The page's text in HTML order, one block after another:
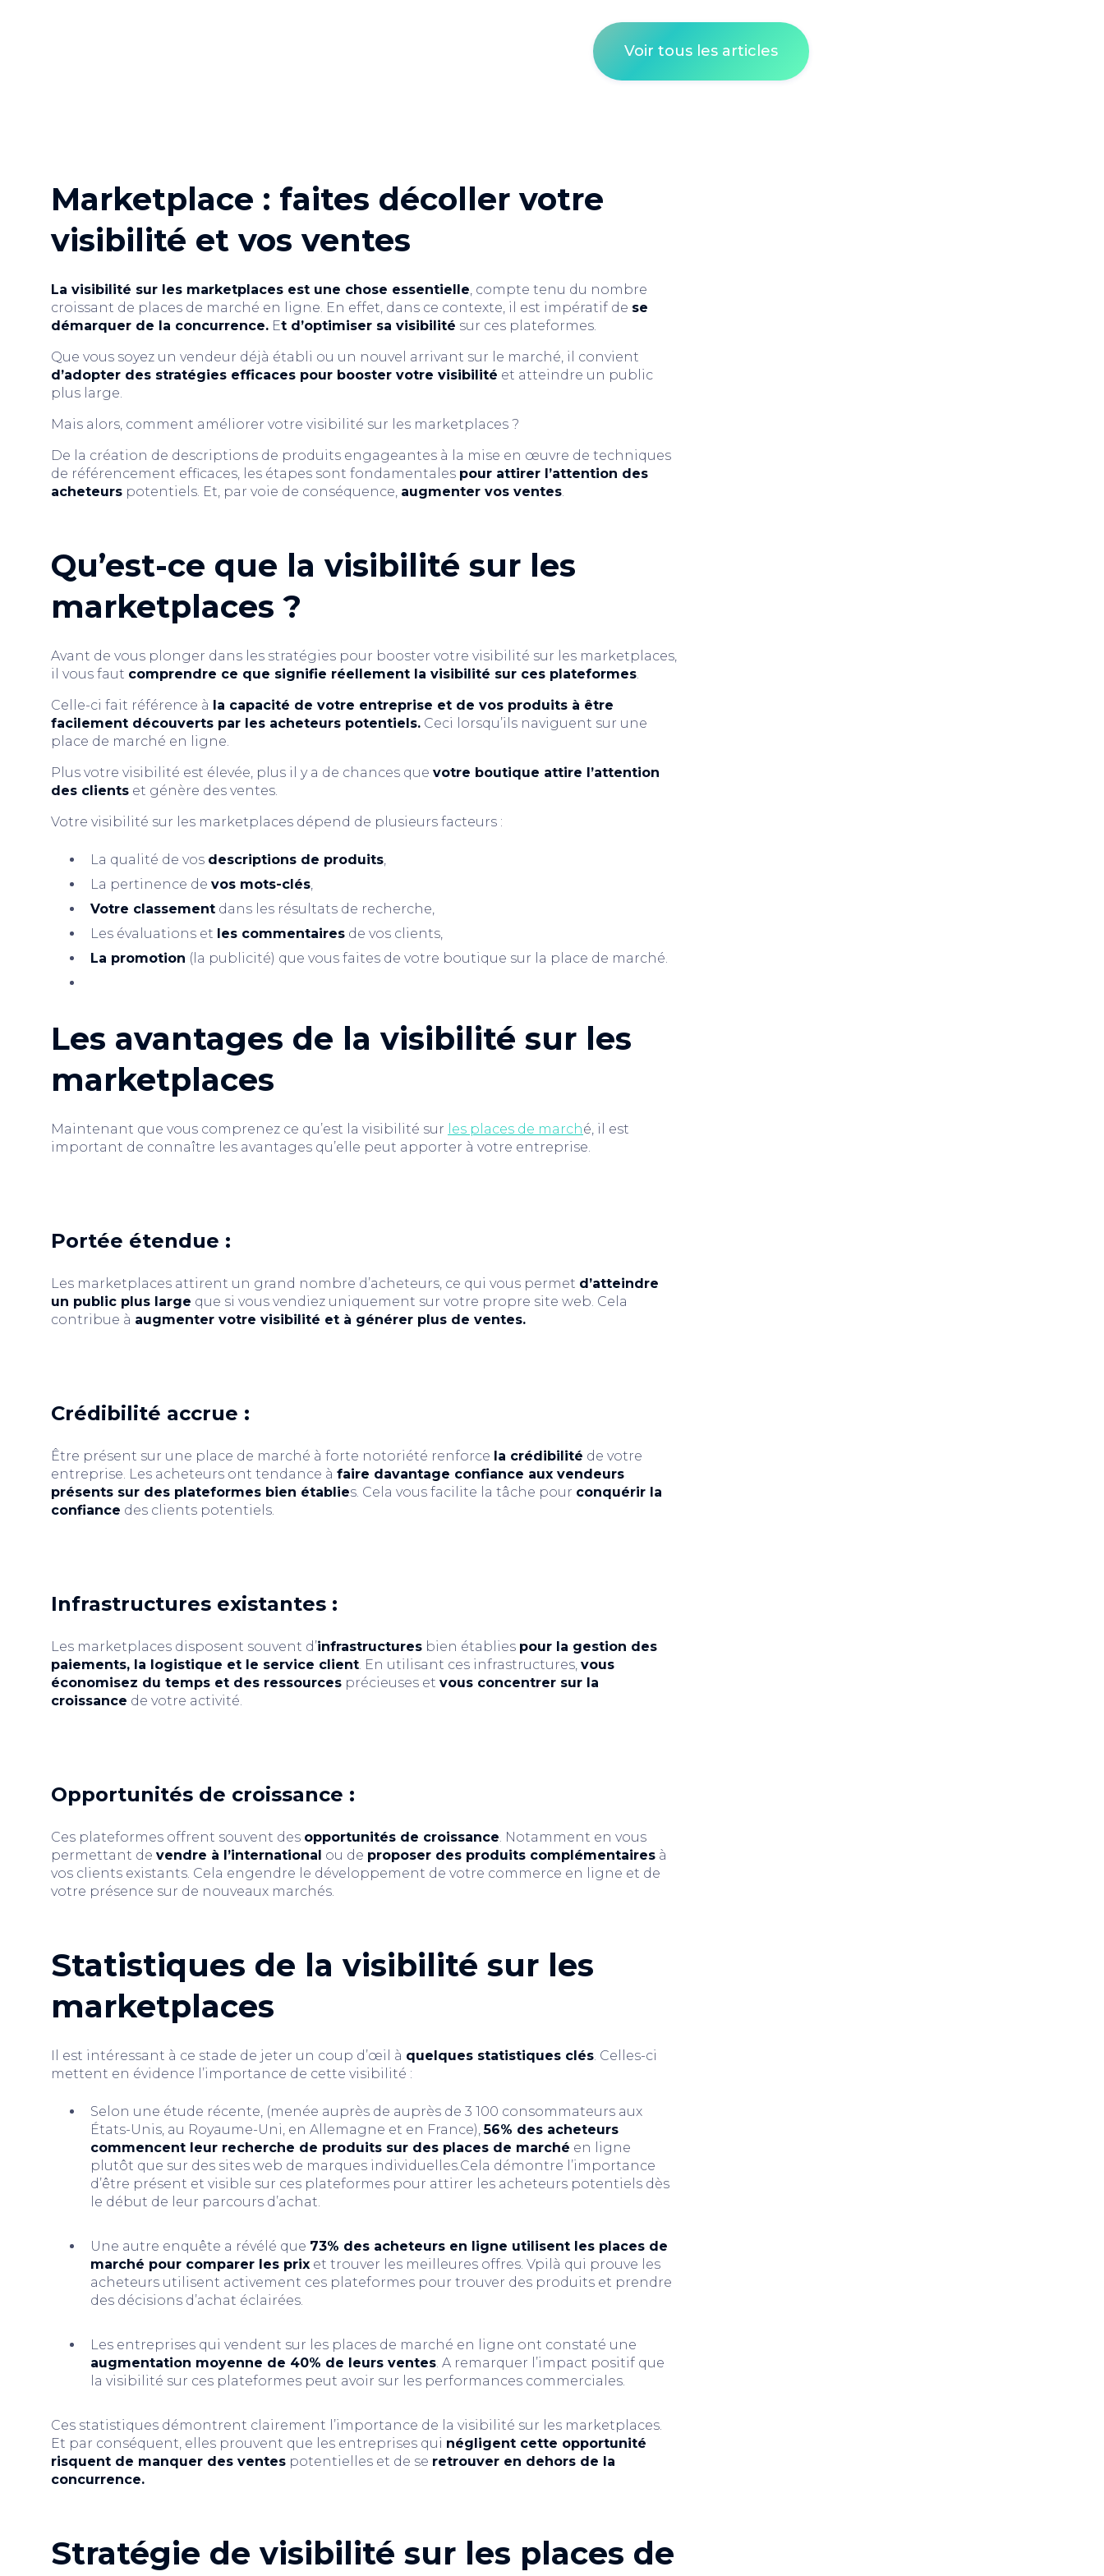
Voir tous les articles
Marketplace : faites décoller votre
visibilité et vos ventes
La visibilité sur les marketplaces est une chose essentielle, compte tenu du nombre
croissant de places de marché en ligne. En effet, dans ce contexte, il est impératif de se
démarquer de la concurrence. Et d’optimiser sa visibilité sur ces plateformes.
Que vous soyez un vendeur déjà établi ou un nouvel arrivant sur le marché, il convient
d’adopter des stratégies efficaces pour booster votre visibilité et atteindre un public
plus large.
Mais alors, comment améliorer votre visibilité sur les marketplaces ?
De la création de descriptions de produits engageantes à la mise en œuvre de techniques
de référencement efficaces, les étapes sont fondamentales pour attirer l’attention des
acheteurs potentiels. Et, par voie de conséquence, augmenter vos ventes.
Qu’est-ce que la visibilité sur les
marketplaces ?
Avant de vous plonger dans les stratégies pour booster votre visibilité sur les marketplaces,
il vous faut comprendre ce que signifie réellement la visibilité sur ces plateformes.
Celle-ci fait référence à la capacité de votre entreprise et de vos produits à être
facilement découverts par les acheteurs potentiels. Ceci lorsqu’ils naviguent sur une
place de marché en ligne.
Plus votre visibilité est élevée, plus il y a de chances que votre boutique attire l’attention
des clients et génère des ventes.
Votre visibilité sur les marketplaces dépend de plusieurs facteurs :
La qualité de vos descriptions de produits,
La pertinence de vos mots-clés,
Votre classement dans les résultats de recherche,
Les évaluations et les commentaires de vos clients,
La promotion (la publicité) que vous faites de votre boutique sur la place de marché.
Les avantages de la visibilité sur les
marketplaces
Maintenant que vous comprenez ce qu’est la visibilité sur les places de marché, il est
important de connaître les avantages qu’elle peut apporter à votre entreprise.
Portée étendue :
Les marketplaces attirent un grand nombre d’acheteurs, ce qui vous permet d’atteindre
un public plus large que si vous vendiez uniquement sur votre propre site web. Cela
contribue à augmenter votre visibilité et à générer plus de ventes.
Crédibilité accrue :
Être présent sur une place de marché à forte notoriété renforce la crédibilité de votre
entreprise. Les acheteurs ont tendance à faire davantage confiance aux vendeurs
présents sur des plateformes bien établies. Cela vous facilite la tâche pour conquérir la
confiance des clients potentiels.
Infrastructures existantes :
Les marketplaces disposent souvent d’infrastructures bien établies pour la gestion des
paiements, la logistique et le service client. En utilisant ces infrastructures, vous
économisez du temps et des ressources précieuses et vous concentrer sur la
croissance de votre activité.
Opportunités de croissance :
Ces plateformes offrent souvent des opportunités de croissance. Notamment en vous
permettant de vendre à l’international ou de proposer des produits complémentaires à
vos clients existants. Cela engendre le développement de votre commerce en ligne et de
votre présence sur de nouveaux marchés.
Statistiques de la visibilité sur les
marketplaces
Il est intéressant à ce stade de jeter un coup d’œil à quelques statistiques clés. Celles-ci
mettent en évidence l’importance de cette visibilité :
Selon une étude récente, (menée auprès de auprès de 3 100 consommateurs aux
États-Unis, au Royaume-Uni, en Allemagne et en France),56% des acheteurs
commencent leur recherche de produits sur des places de marché en ligne
plutôt que sur des sites web de marques individuelles.Cela démontre l’importance
d’être présent et visible sur ces plateformes pour attirer les acheteurs potentiels dès
le début de leur parcours d’achat.
Une autre enquête a révélé que 73% des acheteurs en ligne utilisent les places de
marché pour comparer les prix et trouver les meilleures offres. Vpilà qui prouve les
acheteurs utilisent activement ces plateformes pour trouver des produits et prendre
des décisions d’achat éclairées.
Les entreprises qui vendent sur les places de marché en ligne ont constaté une
augmentation moyenne de 40% de leurs ventes. A remarquer l’impact positif que
la visibilité sur ces plateformes peut avoir sur les performances commerciales.
Ces statistiques démontrent clairement l’importance de la visibilité sur les marketplaces.
Et par conséquent, elles prouvent que les entreprises qui négligent cette opportunité
risquent de manquer des ventes potentielles et de se retrouver en dehors de la
concurrence.
Stratégie de visibilité sur les places de